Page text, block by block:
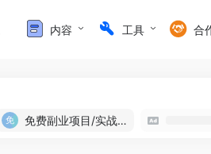
内容 工具 合
免费副业项目/实战推荐